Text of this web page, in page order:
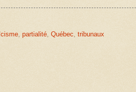
, partialité, Québec, tribunaux